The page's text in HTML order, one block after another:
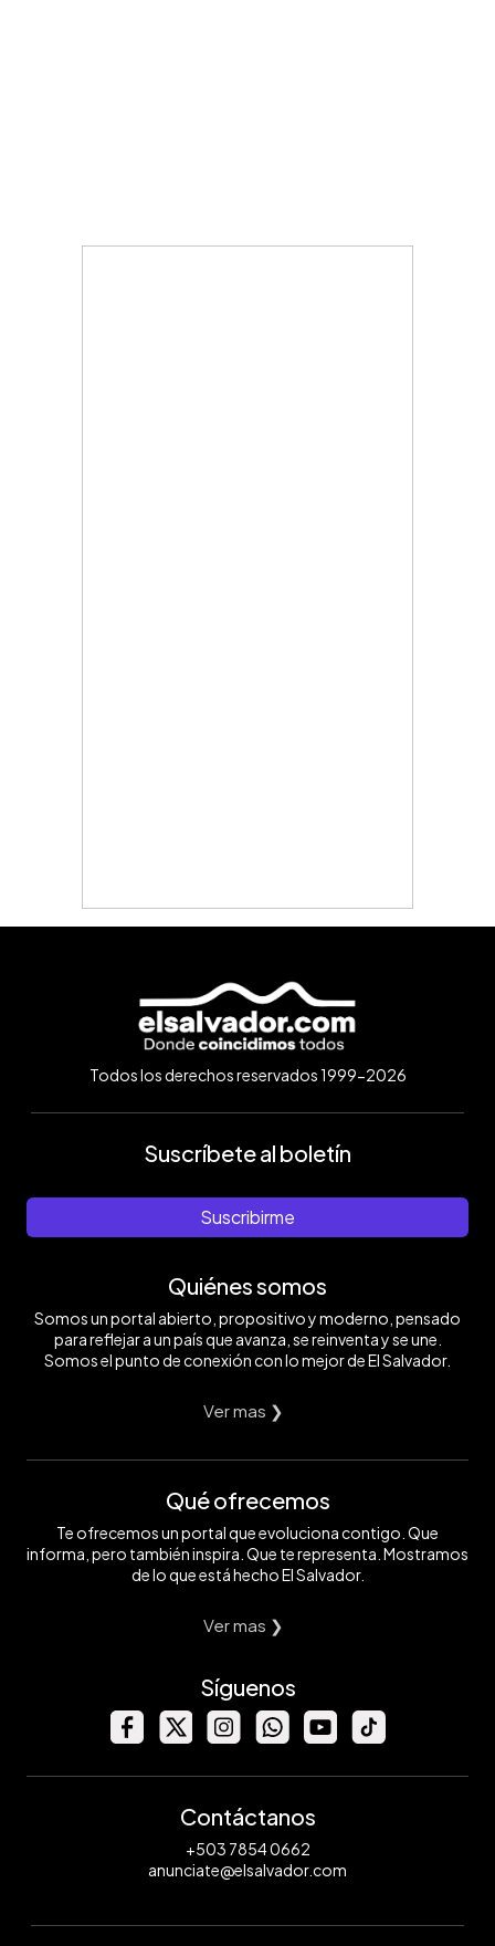
Todos los derechos reservados 1999-2026
Suscríbete al boletín
Suscribirme
Quiénes somos
Somos un portal abierto, propositivo y moderno, pensado
para reflejar a un país que avanza, se reinventa y se une.
Somos el punto de conexión con lo mejor de El Salvador.
Ver mas ❯
Qué ofrecemos
Te ofrecemos un portal que evoluciona contigo. Que
informa, pero también inspira. Que te representa. Mostramos
de lo que está hecho El Salvador.
Ver mas ❯
Síguenos
Contáctanos
+503 7854 0662
anunciate@elsalvador.com